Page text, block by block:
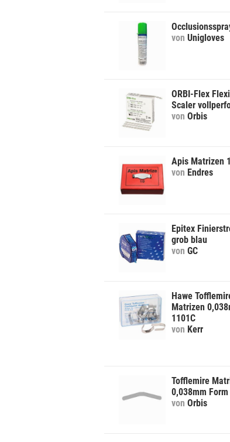
von Unigloves
ORBI-Flex
Scaler
von Orbis
Apis Matrizen
von Endres
Epitex
grob blau
von GC
Hawe
Matrizen
1101C
von Kerr
Tofflemire
0,038mm Form
von Orbis